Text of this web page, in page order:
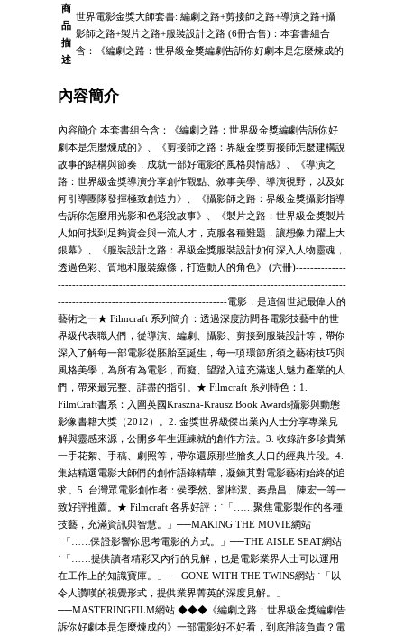
商
品
描
述
世界電影金獎大師套書: 編劇之路+剪接師之路+導演之路+攝
影師之路+製片之路+服裝設計之路 (6冊合售)：本套書組合
含：《編劇之路：世界級金獎編劇告訴你好劇本是怎麼煉成的
內容簡介
內容簡介 本套書組合含：《編劇之路：世界級金獎編劇告訴你好
劇本是怎麼煉成的》、《剪接師之路：界級金獎剪接師怎麼建構說
故事的結構與節奏，成就一部好電影的風格與情感》、《導演之
路：世界級金獎導演分享創作觀點、敘事美學、導演視野，以及如
何引導團隊發揮極致創造力》、《攝影師之路：界級金獎攝影指導
告訴你怎麼用光影和色彩說故事》、《製片之路：世界級金獎製片
人如何找到足夠資金與一流人才，克服各種難題，讓想像力躍上大
銀幕》、《服裝設計之路：界級金獎服裝設計如何深入人物靈魂，
透過色彩、質地和服裝線條，打造動人的角色》 (六冊)--------------
--------------------------------------------------------------------------------
-----------------------------------------------電影，是這個世紀最偉大的
藝術之一★ Filmcraft 系列簡介：透過深度訪問各電影技藝中的世
界級代表職人們，從導演、編劇、攝影、剪接到服裝設計等，帶你
深入了解每一部電影從胚胎至誕生，每一項環節所須之藝術技巧與
風格美學，為所有為電影，而癡、望踏入這充滿迷人魅力產業的人
們，帶來最完整、詳盡的指引。★ Filmcraft 系列特色：1.
FilmCraft書系：入圍英國Kraszna-Krausz Book Awards攝影與動態
影像書籍大獎（2012）。2. 金獎世界級傑出業內人士分享專業見
解與靈感來源，公開多年生涯練就的創作方法。3. 收錄許多珍貴第
一手花絮、手稿、劇照等，帶你還原那些膾炙人口的經典片段。4.
集結精選電影大師們的創作語錄精華，凝鍊其對電影藝術始終的追
求。5. 台灣眾電影創作者：侯季然、劉梓潔、秦鼎昌、陳宏一等一
致好評推薦。★ Filmcraft 各界好評：˙「……聚焦電影製作的各種
技藝，充滿資訊與智慧。」──MAKING THE MOVIE網站
˙「……保證影響你思考電影的方式。」──THE AISLE SEAT網站
˙「……提供讀者精彩又內行的見解，也是電影業界人士可以運用
在工作上的知識寶庫。」──GONE WITH THE TWINS網站 ˙「以
令人讚嘆的視覺形式，提供業界菁英的深度見解。」
──MASTERINGFILM網站 ◆◆◆《編劇之路：世界級金獎編劇告
訴你好劇本是怎麼煉成的》一部電影好不好看，到底誰該負責？電